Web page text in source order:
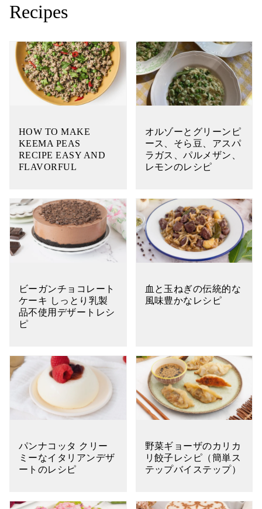
Recipes
HOW TO MAKE
KEEMA PEAS
RECIPE EASY AND
FLAVORFUL
オルゾーとグリーンピ
ース、そら豆、アスパ
ラガス、パルメザン、
レモンのレシピ
ビーガンチョコレート
ケーキ しっとり乳製
品不使用デザートレシ
ピ
血と玉ねぎの伝統的な
風味豊かなレシピ
パンナコッタ クリー
ミーなイタリアンデザ
ートのレシピ
野菜ギョーザのカリカ
リ餃子レシピ（簡単ス
テップバイステップ）